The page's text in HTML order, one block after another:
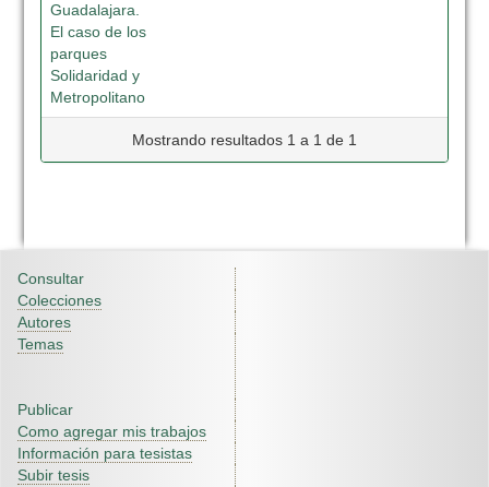
Guadalajara.
El caso de los
parques
Solidaridad y
Metropolitano
Mostrando resultados 1 a 1 de 1
Consultar
Colecciones
Autores
Temas
Publicar
Como agregar mis trabajos
Información para tesistas
Subir tesis